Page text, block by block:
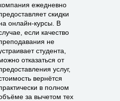
ежедневно
скидки
онлайн-курсы. В
если качество
не
студента,
отказаться от
услуг,
вернётся
в полном
за вычетом тех